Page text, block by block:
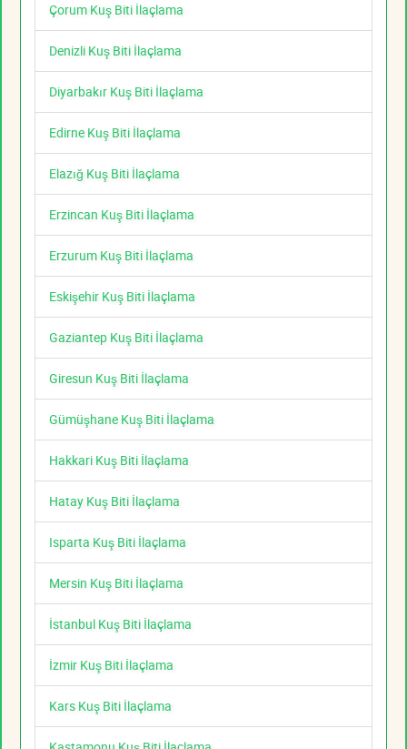
Çorum Kuş Biti İlaçlama
Denizli Kuş Biti İlaçlama
Diyarbakır Kuş Biti İlaçlama
Edirne Kuş Biti İlaçlama
Elazığ Kuş Biti İlaçlama
Erzincan Kuş Biti İlaçlama
Erzurum Kuş Biti İlaçlama
Eskişehir Kuş Biti İlaçlama
Gaziantep Kuş Biti İlaçlama
Giresun Kuş Biti İlaçlama
Gümüşhane Kuş Biti İlaçlama
Hakkari Kuş Biti İlaçlama
Hatay Kuş Biti İlaçlama
Isparta Kuş Biti İlaçlama
Mersin Kuş Biti İlaçlama
İstanbul Kuş Biti İlaçlama
İzmir Kuş Biti İlaçlama
Kars Kuş Biti İlaçlama